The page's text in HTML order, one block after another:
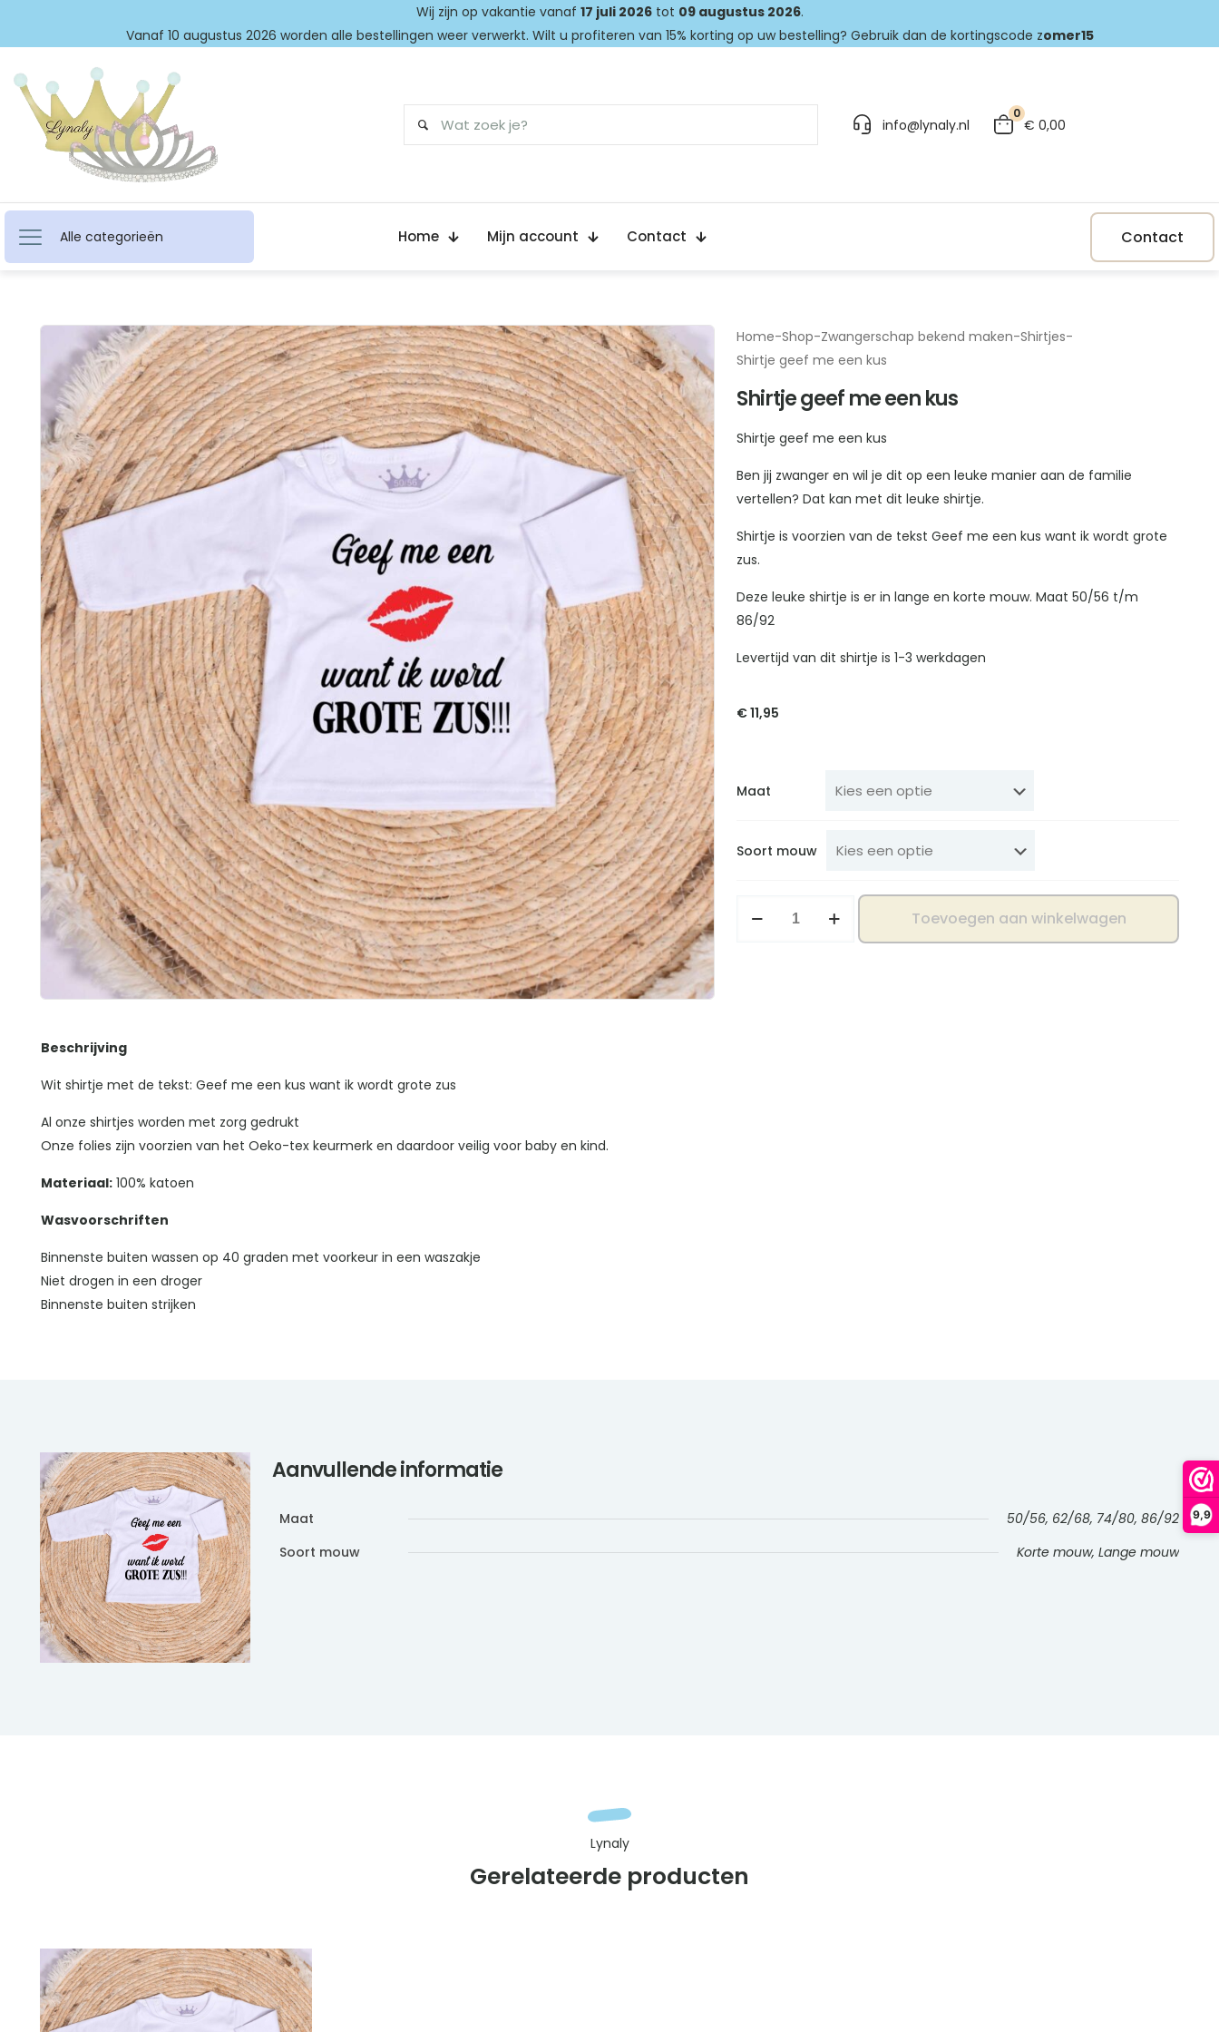
9,9
Wij zijn op vakantie vanaf 17 juli 2026tot 09 augustus 2026.
Vanaf 10 augustus 2026 worden alle bestellingen weer verwerkt. Wilt u profiteren van 15% korting op uw bestelling? Gebruik dan de kortingscode zomer15
info@lynaly.nl
0
€ 0,00
Alle categorieën Home Mijn account Contact Contact
Home-Shop-Zwangerschap bekend maken-Shirtjes-
Shirtje geef me een kus
Shirtje geef me een kus
Shirtje geef me een kus
Ben jij zwanger en wil je dit op een leuke manier aan de familie
vertellen? Dat kan met dit leuke shirtje.
Shirtje is voorzien van de tekst Geef me een kus want ik wordt grote
zus.
Deze leuke shirtje is er in lange en korte mouw. Maat 50/56 t/m
86/92
Levertijd van dit shirtje is 1-3 werkdagen
€11,95
Maat
Soort mouw
Toevoegen aan winkelwagen
Beschrijving
Wit shirtje met de tekst: Geef me een kus want ik wordt grote zus
Al onze shirtjes worden met zorg gedrukt
Onze folies zijn voorzien van het Oeko-tex keurmerk en daardoor veilig voor baby en kind.
Materiaal:100% katoen
Wasvoorschriften
Binnenste buiten wassen op 40 graden met voorkeur in een waszakje
Niet drogen in een droger
Binnenste buiten strijken
Aanvullende informatie
Maat
50/56, 62/68, 74/80, 86/92
Soort mouw
Korte mouw, Lange mouw
Gerelateerde producten
Lynaly